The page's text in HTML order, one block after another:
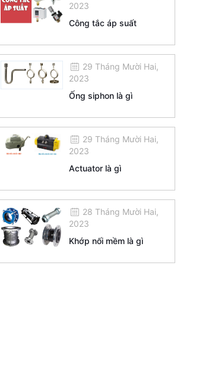
2023
Công tắc áp suất
29 Tháng Mười Hai,
2023
Ống siphon là gì
29 Tháng Mười Hai,
2023
Actuator là gì
28 Tháng Mười Hai,
2023
Khớp nối mềm là gì